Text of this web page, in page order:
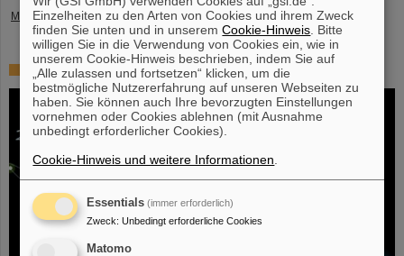
Mehr »
Hoffnung auf Entwicklung einer Atomkernuhr wächst
Einzelheiten zu den Arten von Cookies und ihrem Zweck
finden Sie unten und in unseremCookie-Hinweis . Bitte
willigen Sie in die Verwendung von Cookies ein, wie in
unserem Cookie-Hinweis beschrieben, indem Sie auf
„Alle zulassen und fortsetzen“ klicken, um die
bestmögliche Nutzererfahrung auf unseren Webseiten zu
haben. Sie können auch Ihre bevorzugten Einstellungen
vornehmen oder Cookies ablehnen (mit Ausnahme
unbedingt erforderlicher Cookies).
Cookie-Hinweis und weitere Informationen
Essentials (immer erforderlich)
Zweck: Unbedingt erforderliche Cookies
Matomo